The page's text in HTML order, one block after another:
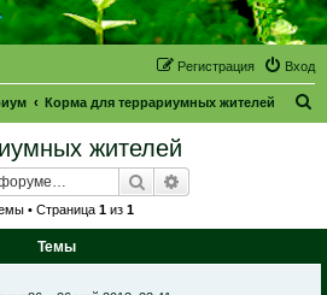
Вход
Регистрация
Корма для террариумных жителей
жителей
Поиск
• Страница 1из 1
Темы